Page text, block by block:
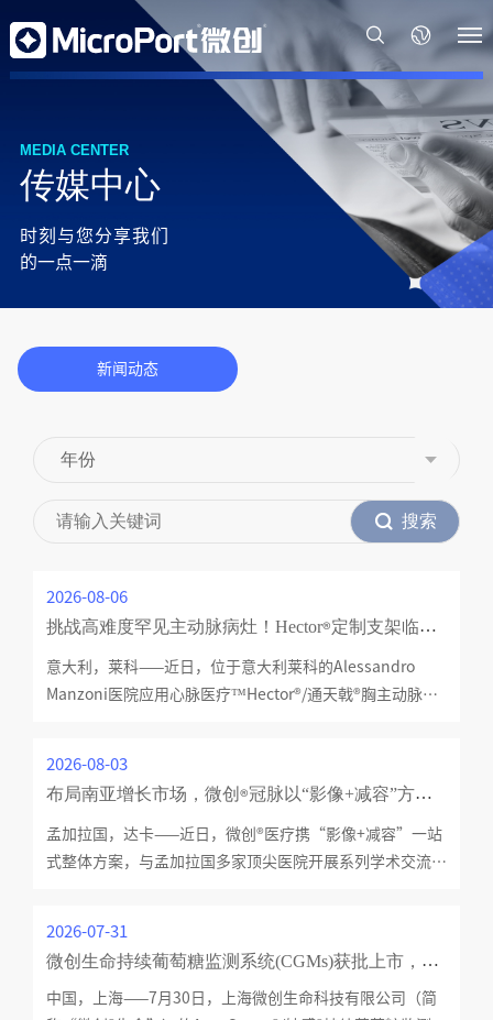
MEDIA CENTER
传媒中心
时刻与您分享我们
的一点一滴
新闻动态
2026-08-06
挑战高难度罕见主动脉病灶！Hector®定制支架临床应用获意大利媒体聚焦
意大利，莱科——近日，位于意大利莱科的Alessandro
Manzoni医院应用心脉医疗™Hector®/通天戟®胸主动脉多
&nb
2026-08-03
布局南亚增长市场，微创 ®冠脉以“影像+减容”方案补齐当地诊疗短板
孟加拉国，达卡——近日，微创 ® 医疗携“影像+减容”一站
式整体方案，与孟加拉国多家顶尖医院开展系列学术交流与
诊疗需求持续增长，是全球冠脉介入领域的重要增长市场。
但当地腔
2026-07-31
微创生命持续葡萄糖监测系统(CGMs)获批上市，智能糖尿病管理生态再升级
中国，上海——7月30日，上海微创生命科技有限公司（简